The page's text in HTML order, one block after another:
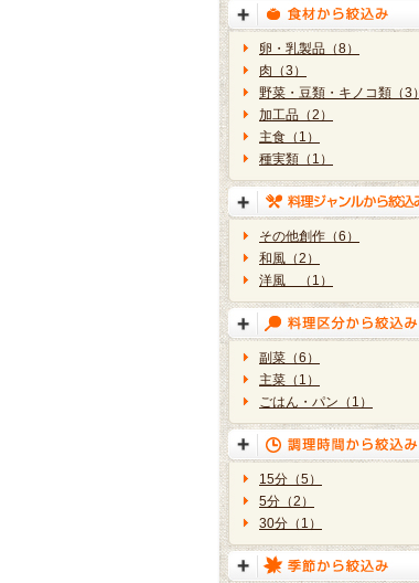
卵・乳製品（8）
肉（3）
野菜・豆類・キノコ類（3）
加工品（2）
主食（1）
種実類（1）
その他創作（6）
和風（2）
洋風 （1）
副菜（6）
主菜（1）
ごはん・パン（1）
15分（5）
5分（2）
30分（1）